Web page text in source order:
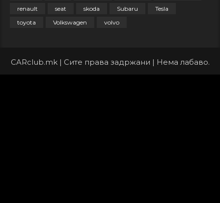
renault
seat skoda Subaru
Tesla
toyota
Volkswagen volvo
CARclub.mk | Сите права задржани | Нема лабаво.